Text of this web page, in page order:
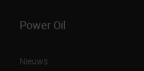
Power Oil
Nieuws